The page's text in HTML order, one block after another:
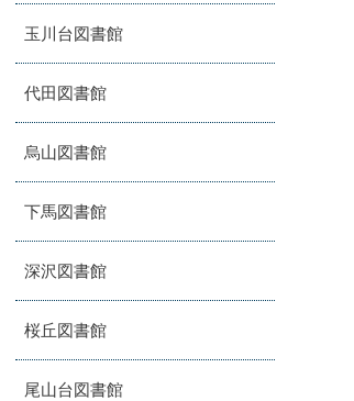
玉川台図書館
代田図書館
烏山図書館
下馬図書館
深沢図書館
桜丘図書館
尾山台図書館